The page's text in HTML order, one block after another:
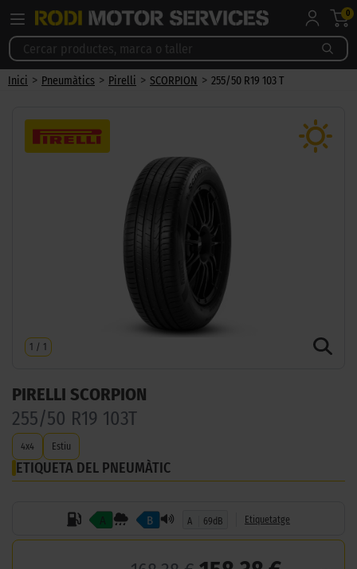
0
Inici > Pneumàtics > Pirelli > SCORPION > 255/50 R19 103 T
1 / 1
PIRELLI SCORPION
255/50 R19 103T
4x4 Estiu
ETIQUETA DEL PNEUMÀTIC
A B A 69dB Etiquetatge